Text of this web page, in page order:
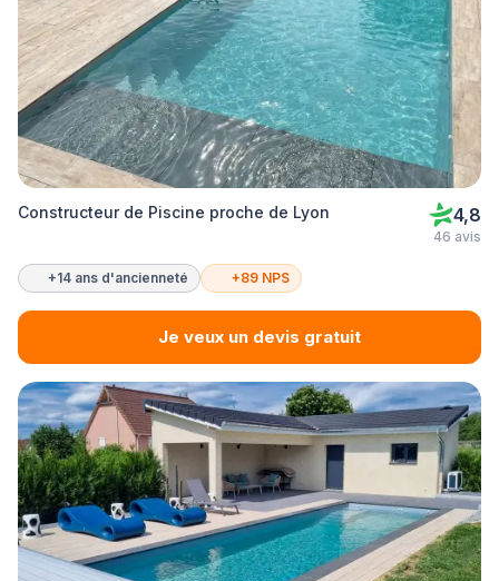
Constructeur de Piscine proche de Lyon 4,8
46 avis
+14 ans d'ancienneté +89 NPS
Je veux un devis gratuit